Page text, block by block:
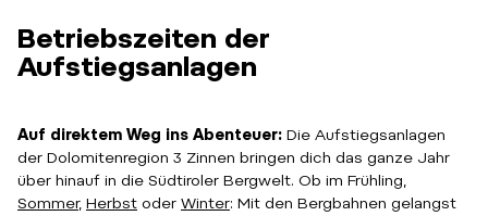
Betriebszeiten der
Aufstiegsanlagen
Auf direktem Weg ins Abenteuer: Die Aufstiegsanlagen
der Dolomitenregion 3 Zinnen bringen dich das ganze Jahr
über hinauf in die Südtiroler Bergwelt. Ob im Frühling,
Sommer, Herbst oder Winter: Mit den Bergbahnen gelangst